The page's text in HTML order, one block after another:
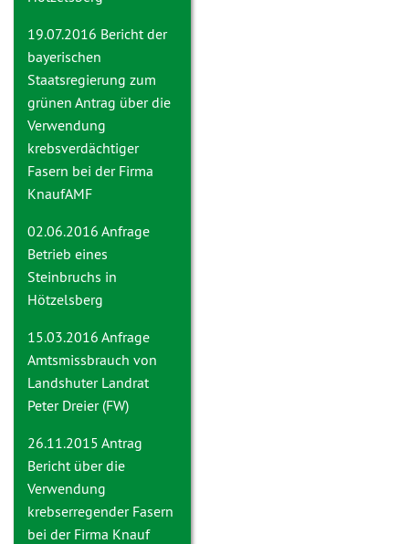
19.07.2016 Bericht der
bayerischen
Staatsregierung zum
grünen Antrag über die
Verwendung
krebsverdächtiger
Fasern bei der Firma
KnaufAMF
02.06.2016 Anfrage
Betrieb eines
Steinbruchs in
Hötzelsberg
15.03.2016 Anfrage
Amtsmissbrauch von
Landshuter Landrat
Peter Dreier (FW)
26.11.2015 Antrag
Bericht über die
Verwendung
krebserregender Fasern
bei der Firma Knauf